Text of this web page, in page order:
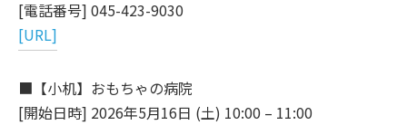
[電話番号] 045-423-9030
[URL]
■【小机】おもちゃの病院
[開始日時] 2026年5月16日 (土) 10:00 – 11:00